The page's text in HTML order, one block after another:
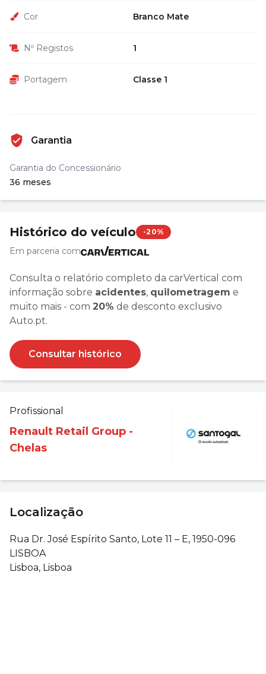
Cor Branco Mate
Nº Registos 1
Portagem Classe 1
Garantia
Garantia do Concessionário
36 meses
Histórico do veículo -20%
Em parceria com
Consulta o relatório completo da carVertical com
informação sobre acidentes, quilometragem e
muito mais - com 20% de desconto exclusivo
Auto.pt.
Consultar histórico
Profissional
Renault Retail Group -
Chelas
Localização
Rua Dr. José Espírito Santo, Lote 11 – E, 1950-096
LISBOA
Lisboa, Lisboa